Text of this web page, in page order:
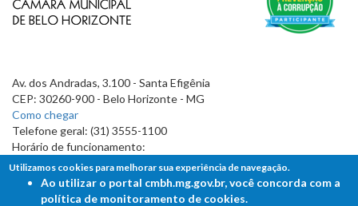
Av. dos Andradas, 3.100 - Santa Efigênia
CEP: 30260-900 - Belo Horizonte - MG
Como chegar
Telefone geral: (31) 3555-1100
Horário de funcionamento:
7h às 19h
Utilizamos cookies para melhorar sua experiência de navegação.
Ao utilizar o portal cmbh.mg.gov.br, você concorda com a
política de monitoramento de cookies.